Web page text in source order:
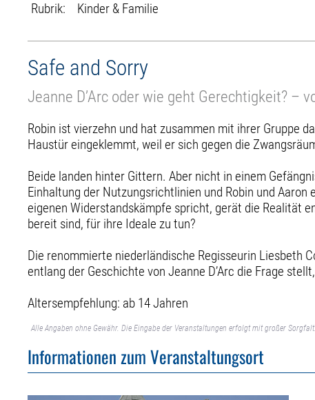
Rubrik:
Kinder & Familie
Safe and Sorry
Jeanne D’Arc oder wie geht Gerechtigkeit? –
Robin ist vierzehn und hat zusammen mit ihrer Gruppe
Haustür eingeklemmt, weil er sich gegen die
Beide landen hinter Gittern. Aber nicht in einem
Einhaltung der Nutzungsrichtlinien und Robin und
eigenen Widerstandskämpfe spricht, gerät die Realität
bereit sind, für ihre Ideale zu tun?
Die renommierte niederländische Regisseurin Liesbeth
entlang der Geschichte von Jeanne D’Arc die Frage
Altersempfehlung: ab 14 Jahren
Alle Angaben ohne Gewähr. Die Eingabe der Veranstaltungen erfolgt mit großer
Informationen zum Veranstaltungsort